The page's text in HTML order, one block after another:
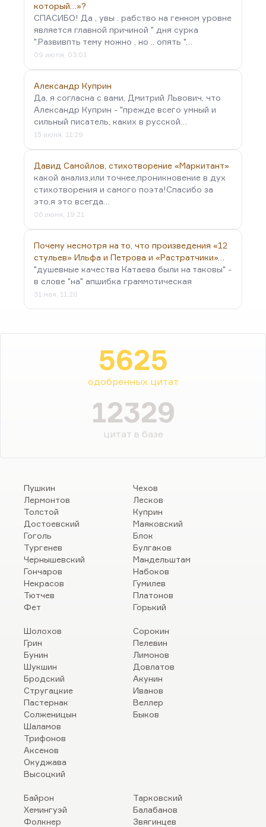
который…»?
СПАСИБО! Да , увы . рабство на генном уровне
является главной причиной " дня сурка
".Развивпть тему можно , но .. опять "…
09 июля, 03:01
Александр Куприн
Да, я согласна с вами, Дмитрий Львович, что
Александр Куприн - "прежде всего умный и
сильный писатель, каких в русской…
15 июня, 11:29
Давид Самойлов, стихотворение «Маркитант»
какой анализ,или точнее,проникновение в дух
стихотворения и самого поэта!Спасибо за
это,я это всегда…
06 июня, 19:21
Почему несмотря на то, что произведения «12
стульев» Ильфа и Петрова и «Растратчики»…
"душевные качества Катаева были на таковы" -
в слове "на" апшибка граммотическая
31 мая, 11:20
5625
одобренных цитат
12329
цитат в базе
Пушкин
Лермонтов
Толстой
Достоевский
Гоголь
Тургенев
Чернышевский
Гончаров
Некрасов
Тютчев
Фет
Чехов
Лесков
Куприн
Маяковский
Блок
Булгаков
Мандельштам
Набоков
Гумилев
Платонов
Горький
Шолохов
Грин
Бунин
Шукшин
Бродский
Стругацкие
Пастернак
Солженицын
Шаламов
Трифонов
Аксенов
Окуджава
Высоцкий
Сорокин
Пелевин
Лимонов
Довлатов
Акунин
Иванов
Веллер
Быков
Байрон
Хемингуэй
Фолкнер
Тарковский
Балабанов
Звягинцев